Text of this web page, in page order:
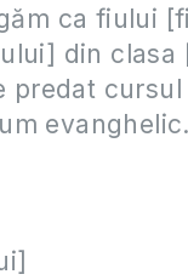
ca fiului
din clasa
predat cursul
evanghelic.